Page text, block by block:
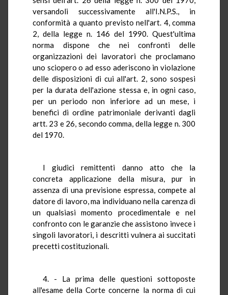
versandoli successivamente all'I.N.P.S., in
conformità a quanto previsto nell'art. 4, comma
2, della legge n. 146 del 1990. Quest'ultima
norma dispone che nei confronti delle
organizzazioni dei lavoratori che proclamano
uno sciopero o ad esso aderiscono in violazione
delle disposizioni di cui all'art. 2, sono sospesi
per la durata dell'azione stessa e, in ogni caso,
per un periodo non inferiore ad un mese, i
benefici di ordine patrimoniale derivanti dagli
artt. 23 e 26, secondo comma, della legge n. 300
del 1970.
I giudici remittenti danno atto che la
concreta applicazione della misura, pur in
assenza di una previsione espressa, compete al
datore di lavoro, ma individuano nella carenza di
un qualsiasi momento procedimentale e nel
confronto con le garanzie che assistono invece i
singoli lavoratori, i descritti vulnera ai succitati
precetti costituzionali.
4. - La prima delle questioni sottoposte
all'esame della Corte concerne la norma di cui